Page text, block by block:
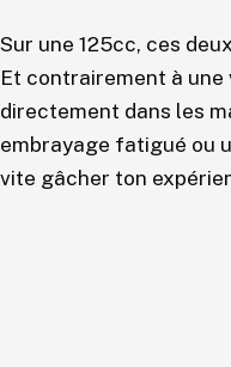
Sur une 125cc, ces
Et contrairement à
directement dans les
embrayage fatigué ou
vite gâcher ton